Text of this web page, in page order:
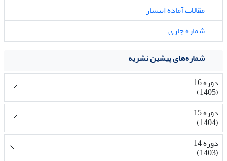
مقالات آماده انتشار
شماره جاری
شماره‌های پیشین نشریه
دوره 16
(1405)
دوره 15
(1404)
دوره 14
(1403)